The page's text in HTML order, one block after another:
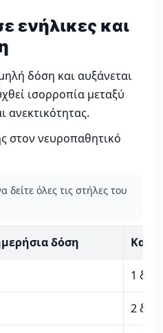
ενήλικες και
δόση και αυξάνεται
ισορροπία μεταξύ
ανεκτικότητας.
στον νευροπαθητικό
δείτε όλες τις στήλες του
δόση
1
2